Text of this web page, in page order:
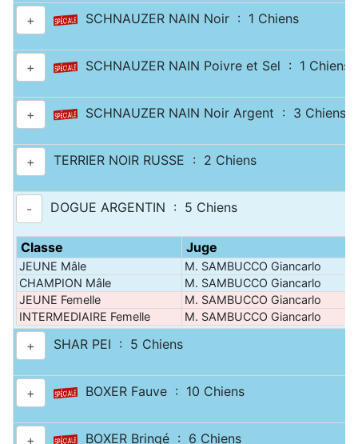
+ SCHNAUZER NAIN Noir : 1 Chiens
+ SCHNAUZER NAIN Poivre et Sel : 1 Chiens
+ SCHNAUZER NAIN Noir Argent : 3 Chiens
+ TERRIER NOIR RUSSE : 2 Chiens
- DOGUE ARGENTIN : 5 Chiens
Classe Juge
JEUNE Mâle M. SAMBUCCO Giancarlo
CHAMPION Mâle
M. SAMBUCCO Giancarlo
JEUNE Femelle
M. SAMBUCCO Giancarlo
INTERMEDIAIRE Femelle
M. SAMBUCCO Giancarlo
+ SHAR PEI : 5 Chiens
+ BOXER Fauve : 10 Chiens
+ BOXER Bringé : 6 Chiens